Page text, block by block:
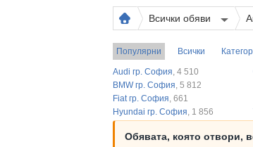
Всички обяви
Популярни Всички
Audi гр. София , 4 510
BMW гр. София , 5 812
Fiat гр. София , 661
Hyundai гр. София , 1 856
Обявата, която отвори,